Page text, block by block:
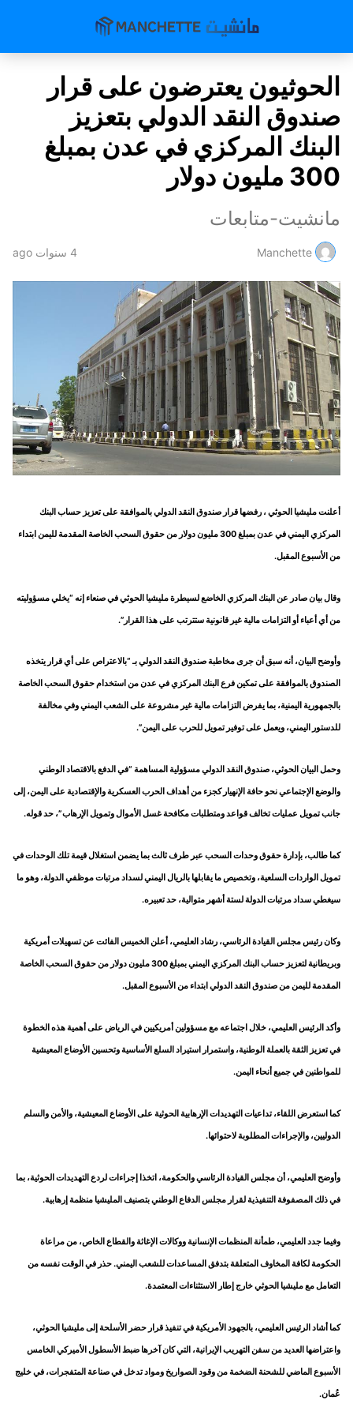
الحوثيون يعترضون على قرار
صندوق النقد الدولي بتعزيز
البنك المركزي في عدن بمبلغ
300 مليون دولار
مانشيت-متابعات
Manchette 4 سنوات ago
أعلنت مليشيا الحوثي ، رفضها قرار صندوق النقد الدولي بالموافقة على تعزيز حساب البنك
المركزي اليمني في عدن بمبلغ 300 مليون دولار من حقوق السحب الخاصة المقدمة لليمن ابتداء
من الأسبوع المقبل.
وقال بيان صادر عن البنك المركزي الخاضع لسيطرة مليشيا الحوثي في صنعاء إنه “يخلي مسؤوليته
من أي أعباء أو التزامات مالية غير قانونية ستترتب على هذا القرار”.
وأوضح البيان، أنه سبق أن جرى مخاطبة صندوق النقد الدولي بـ “بالاعتراص على أي قرار يتخذه
الصندوق بالموافقة على تمكين فرع البنك المركزي في عدن من استخدام حقوق السحب الخاصة
بالجمهورية اليمنية، بما يفرض التزامات مالية غير مشروعة على الشعب اليمني وفي مخالفة
للدستور اليمني، ويعمل على توفير تمويل للحرب على اليمن”.
وحمل البيان الحوثي، صندوق النقد الدولي مسؤولية المساهمة “في الدفع بالاقتصاد الوطني
والوضع الإجتماعي نحو حافة الإنهيار كجزء من أهداف الحرب العسكرية والإقتصادية على اليمن، إلى
جانب تمويل عمليات تخالف قواعد ومتطلبات مكافحة غسل الأموال وتمويل الإرهاب”، حد قوله.
كما طالب، بإدارة حقوق وحدات السحب عبر طرف ثالث بما يضمن استغلال قيمة تلك الوحدات في
تمويل الواردات السلعية، وتخصيص ما يقابلها بالريال اليمني لسداد مرتبات موظفي الدولة، وهو ما
سيغطي سداد مرتبات الدولة لستة أشهر متوالية، حد تعبيره.
وكان رئيس مجلس القيادة الرئاسي، رشاد العليمي، أعلن الخميس الفائت عن تسهيلات أمريكية
وبريطانية لتعزيز حساب البنك المركزي اليمني بمبلغ 300 مليون دولار من حقوق السحب الخاصة
المقدمة لليمن من صندوق النقد الدولي ابتداء من الأسبوع المقبل.
وأكد الرئيس العليمي، خلال اجتماعه مع مسؤولين أمريكيين في الرياض على أهمية هذه الخطوة
في تعزيز الثقة بالعملة الوطنية، واستمرار استيراد السلع الأساسية وتحسين الأوضاع المعيشية
للمواطنين في جميع أنحاء اليمن.
كما استعرض اللقاء، تداعيات التهديدات الإرهابية الحوثية على الأوضاع المعيشية، والأمن والسلم
الدوليين، والإجراءات المطلوبة لاحتوائها.
وأوضح العليمي، أن مجلس القيادة الرئاسي والحكومة، اتخذا إجراءات لردع التهديدات الحوثية، بما
في ذلك المصفوفة التنفيذية لقرار مجلس الدفاع الوطني بتصنيف المليشيا منظمة إرهابية.
وفيما جدد العليمي، طمأنة المنظمات الإنسانية ووكالات الإغاثة والقطاع الخاص، من مراعاة
الحكومة لكافة المخاوف المتعلقة بتدفق المساعدات للشعب اليمني. حذر في الوقت نفسه من
التعامل مع مليشيا الحوثي خارج إطار الاستثناءات المعتمدة.
كما أشاد الرئيس العليمي، بالجهود الأمريكية في تنفيذ قرار حضر الأسلحة إلى مليشيا الحوثي،
واعتراضها العديد من سفن التهريب الإيرانية، التي كان آخرها ضبط الأسطول الأميركي الخامس
الأسبوع الماضي للشحنة الضخمة من وقود الصواريخ ومواد تدخل في صناعة المتفجرات، في خليج
عُمان.